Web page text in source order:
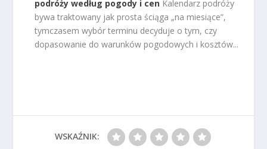
podróży według pogody i cen Kalendarz podróży
bywa traktowany jak prosta ściąga „na miesiące”,
tymczasem wybór terminu decyduje o tym, czy
dopasowanie do warunków pogodowych i kosztów...
WSKAŹNIK: